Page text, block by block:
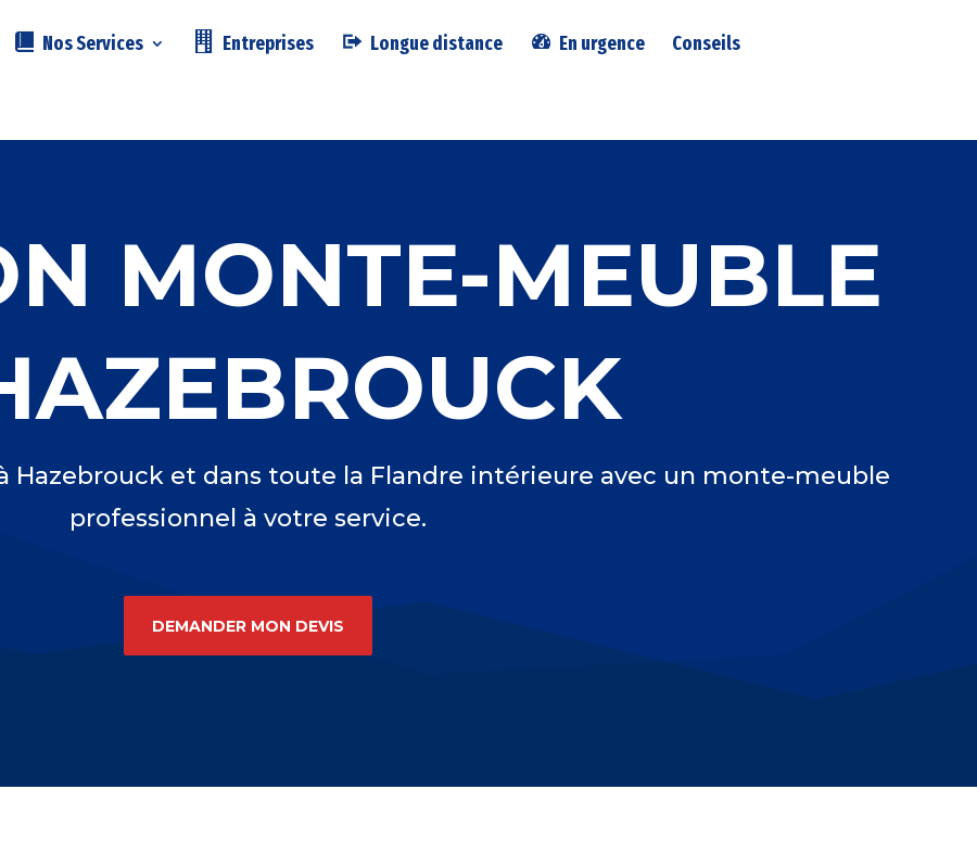
Nos Services Entreprises Longue distance En urgence Conseils
MONTE-MEUBLE
Hazebrouck et dans toute la Flandre intérieure avec un monte-meuble
professionnel à votre service.
DEMANDER MON DEVIS